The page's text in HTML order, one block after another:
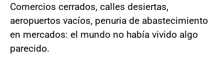
Comercios cerrados, calles desiertas,
aeropuertos vacíos, penuria de abastecimiento
en mercados: el mundo no había vivido algo
parecido.